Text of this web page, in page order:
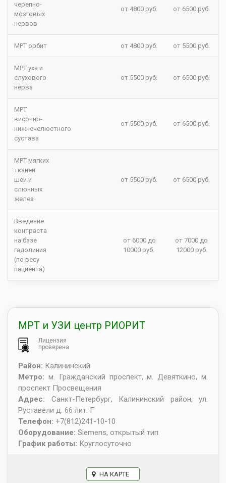
черепно-
мозговых
нервов
от 4800 руб. от 6500 руб.
МРТ орбит от 4800 руб. от 5500 руб.
МРТ уха и
слухового
нерва
от 5500 руб. от 6500 руб.
МРТ
височно-
нижнечелюстного
сустава
от 5500 руб. от 6500 руб.
МРТ мягких
тканей
шеи и
слюнных
желез
от 5500 руб. от 6500 руб.
Введение
контраста
на базе
гадолиния
(по весу
пациента)
от 6000 до
10000 руб.
от 7000 до
12000 руб.
МРТ и УЗИ центр РИОРИТ
Лицензия
проверена
Район: Калининский
Метро: м. Гражданский проспект, м. Девяткино, м.
проспект Просвещения
Адрес: Санкт-Петербург, Калининский район, ул.
Руставели д. 66 лит. Г
Телефон: +7(812)241-10-10
Оборудование: Siemens, открытый тип
График работы: Круглосуточно
НА КАРТЕ